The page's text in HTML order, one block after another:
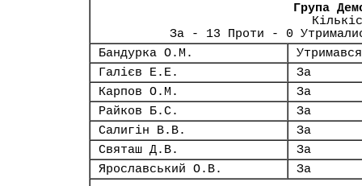
Група
За - 13 Проти - 0
Бандурка О.М.
Утримався
Галієв Е.Е.
За
Карпов О.М.
За
Райков Б.С.
За
Салигін В.В.
За
Святаш Д.В.
За
Ярославський О.В.
За